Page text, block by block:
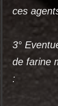
ces
3°
de farine
: